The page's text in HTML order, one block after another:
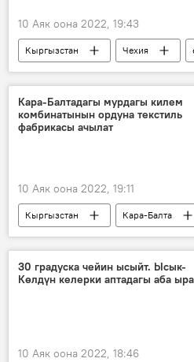
10 Аяк оона 2022, 19:43
Кыргызстан Чехия
депутат
жолугушуу
кызматташтык
Кара-Балтадагы мурдагы килем
комбинатынын ордуна текстиль
фабрикасы ачылат
10 Аяк оона 2022, 19:11
Кыргызстан Кара-Балта
фабрика
өндүрүш
30 градуска чейин ысыйт. Ысык-
Көлдүн келерки аптадагы аба
10 Аяк оона 2022, 18:46